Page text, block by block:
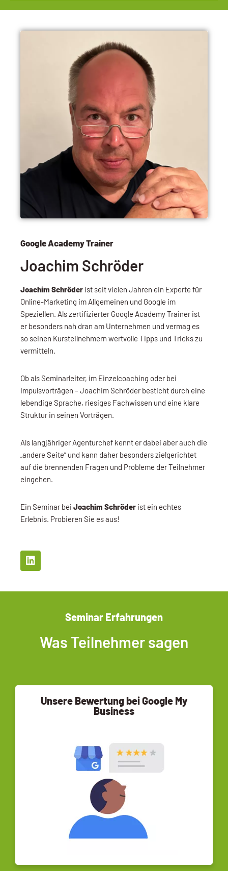
Google Academy Trainer
Joachim Schröder
Joachim Schröder ist seit vielen Jahren ein Experte für
Online-Marketing im Allgemeinen und Google im
Speziellen. Als zertifizierter Google Academy Trainer ist
er besonders nah dran am Unternehmen und vermag es
so seinen Kursteilnehmern wertvolle Tipps und Tricks zu
vermitteln.
Ob als Seminarleiter, im Einzelcoaching oder bei
Impulsvorträgen – Joachim Schröder besticht durch eine
lebendige Sprache, riesiges Fachwissen und eine klare
Struktur in seinen Vorträgen.
Als langjähriger Agenturchef kennt er dabei aber auch die
„andere Seite“ und kann daher besonders zielgerichtet
auf die brennenden Fragen und Probleme der Teilnehmer
eingehen.
Ein Seminar bei Joachim Schröder ist ein echtes
Erlebnis. Probieren Sie es aus!
Seminar Erfahrungen
Was Teilnehmer sagen
Unsere Bewertung bei Google My
Business